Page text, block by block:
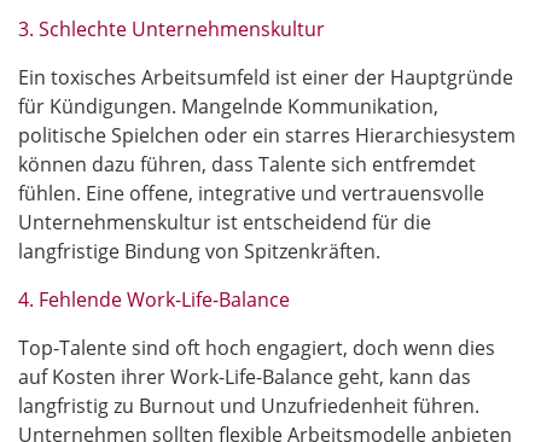
3. Schlechte Unternehmenskultur
Ein toxisches Arbeitsumfeld ist einer der Hauptgründe
für Kündigungen. Mangelnde Kommunikation,
politische Spielchen oder ein starres Hierarchiesystem
können dazu führen, dass Talente sich entfremdet
fühlen. Eine offene, integrative und vertrauensvolle
Unternehmenskultur ist entscheidend für die
langfristige Bindung von Spitzenkräften.
4. Fehlende Work-Life-Balance
Top-Talente sind oft hoch engagiert, doch wenn dies
auf Kosten ihrer Work-Life-Balance geht, kann das
langfristig zu Burnout und Unzufriedenheit führen.
Unternehmen sollten flexible Arbeitsmodelle anbieten